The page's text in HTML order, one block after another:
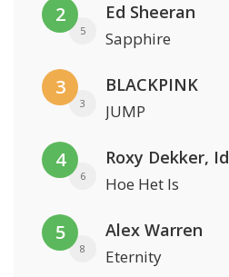
2
5
Ed Sheeran
Sapphire
3
3
BLACKPINK
JUMP
4
6
Roxy Dekker,
Hoe Het Is
5
8
Alex Warren
Eternity